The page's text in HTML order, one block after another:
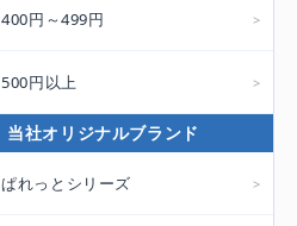
400円～499円
500円以上
当社オリジナルブランド
ぱれっとシリーズ